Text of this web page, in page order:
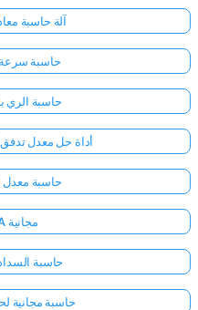
آلة حاسبة
حاسبة سرعة
حاسبة الري
أداة حل معدل تدفق
حاسبة معدل
حاسبة DVA مجانية
حاسبة
حاسبة مجانية